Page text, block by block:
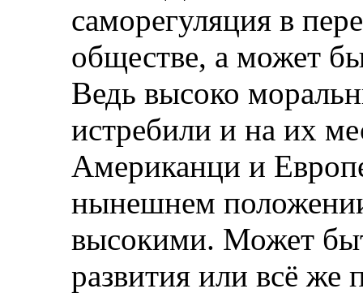
саморегуляция в
обществе, а может
Ведь высоко
истребили и на их
Американци и
нынешнем
высокими. Может
развития или всё же